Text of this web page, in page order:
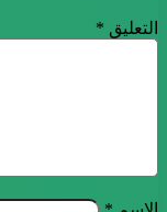
التعليق *